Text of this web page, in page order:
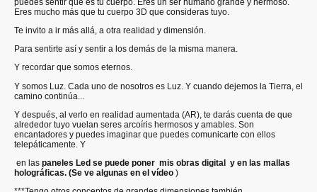
Eres mucho más que tu cuerpo 3D que consideras tuyo.
Te invito a ir más allá, a otra realidad y dimensión.
Para sentirte así y sentir a los demás de la misma manera.
Y recordar que somos eternos.
Y somos Luz. Cada uno de nosotros es Luz. Y cuando dejemos la Tierra, el
camino continúa...
Y después, al verlo en realidad aumentada (AR), te darás cuenta de que
alrededor tuyo vuelan seres arcoíris hermosos y amables. Son
encantadores y puedes imaginar que puedes comunicarte con ellos
telepáticamente. Y
en las paneles Led se puede poner mis obras digital y en las mallas
holográficas. (Se ve algunas en el vídeo )